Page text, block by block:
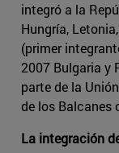
integró a la
Hungría,
(primer
2007 Bulgaria y
parte de la
de los Balcanes
La integración